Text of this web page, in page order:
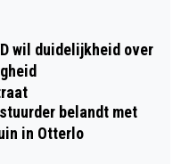
wil duidelijkheid over
belandt met
in Otterlo